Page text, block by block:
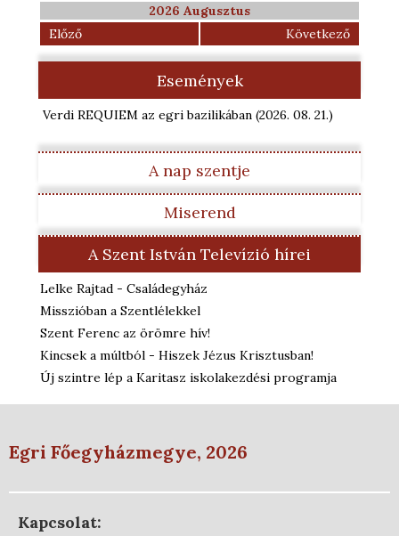
2026 Augusztus
Előző
Következő
Események
Verdi REQUIEM az egri bazilikában (2026. 08. 21.)
A nap szentje
Miserend
A Szent István Televízió hírei
Lelke Rajtad - Családegyház
Misszióban a Szentlélekkel
Szent Ferenc az örömre hív!
Kincsek a múltból - Hiszek Jézus Krisztusban!
Új szintre lép a Karitasz iskolakezdési programja
Egri Főegyházmegye, 2026
Kapcsolat: